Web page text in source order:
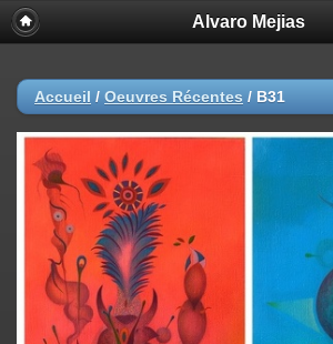
Alvaro Mejias
Accueil / Oeuvres Récentes / B31